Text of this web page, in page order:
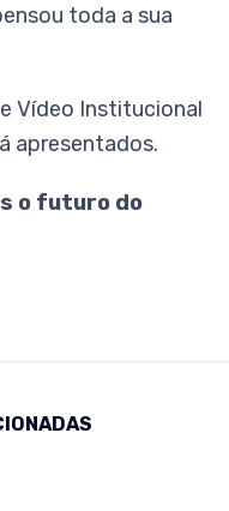
toda a sua
Vídeo Institucional
apresentados.
o futuro do